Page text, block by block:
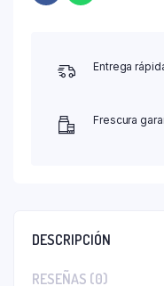
Entrega
Frescura
DESCRIPCIÓN
RESEÑAS (0)